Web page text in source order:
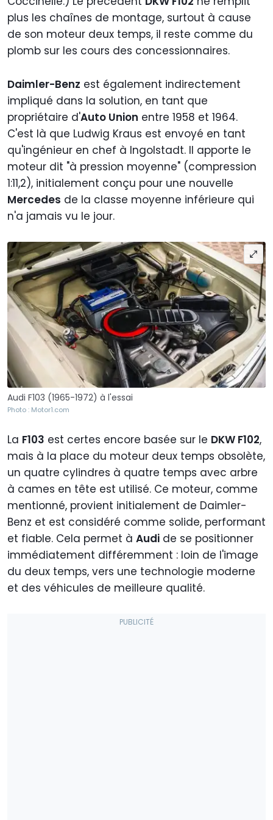
plus les chaînes de montage, surtout à cause
de son moteur deux temps, il reste comme du
plomb sur les cours des concessionnaires.
Daimler-Benz est également indirectement
impliqué dans la solution, en tant que
propriétaire d'Auto Union entre 1958 et 1964.
C'est là que Ludwig Kraus est envoyé en tant
qu'ingénieur en chef à Ingolstadt. Il apporte le
moteur dit "à pression moyenne" (compression
1:11,2), initialement conçu pour une nouvelle
Mercedes de la classe moyenne inférieure qui
n'a jamais vu le jour.
Audi F103 (1965-1972) à l'essai
Photo : Motor1.com
La F103 est certes encore basée sur le DKW F102,
mais à la place du moteur deux temps obsolète,
un quatre cylindres à quatre temps avec arbre
à cames en tête est utilisé. Ce moteur, comme
mentionné, provient initialement de Daimler-
Benz et est considéré comme solide, performant
et fiable. Cela permet à Audi de se positionner
immédiatement différemment : loin de l'image
du deux temps, vers une technologie moderne
et des véhicules de meilleure qualité.